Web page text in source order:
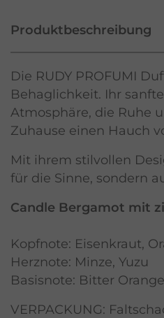
Produktbeschreibung
Die RUDY PROFUMI
Behaglichkeit. Ihr
Atmosphäre, die Ruhe
Zuhause einen Hauch
Mit ihrem stilvollen
für die Sinne, sondern
Candle Bergamot mit
Kopfnote: Eisenkraut,
Herznote: Minze, Yuzu
Basisnote: Bitter
VERPACKUNG: